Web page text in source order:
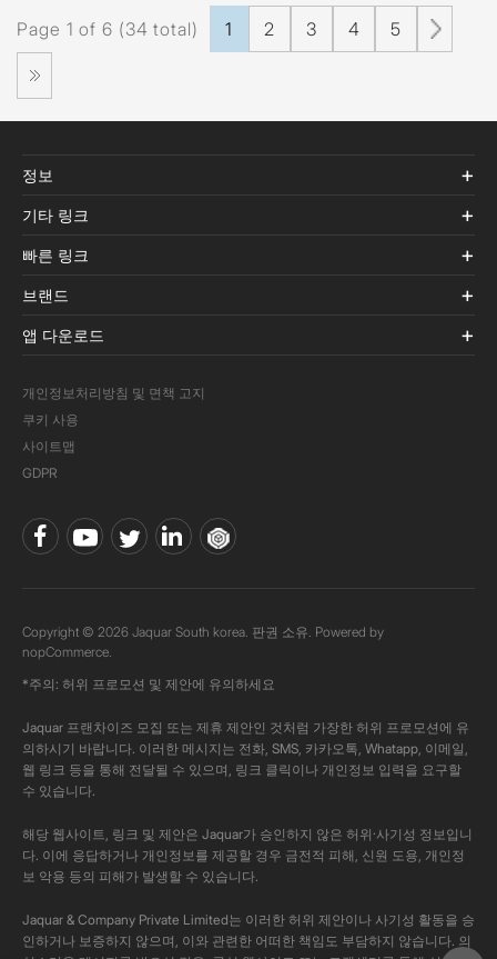
Page 1 of 6 (34 total) 1 2 3 4 5
정보
기타 링크
빠른 링크
브랜드
앱 다운로드
개인정보처리방침 및 면책 고지
쿠키 사용
사이트맵
GDPR
Copyright © 2026 Jaquar South korea. 판권 소유. Powered by
nopCommerce.
*주의: 허위 프로모션 및 제안에 유의하세요
Jaquar 프랜차이즈 모집 또는 제휴 제안인 것처럼 가장한 허위 프로모션에 유
의하시기 바랍니다. 이러한 메시지는 전화, SMS, 카카오톡, Whatapp, 이메일,
웹 링크 등을 통해 전달될 수 있으며, 링크 클릭이나 개인정보 입력을 요구할
수 있습니다.
해당 웹사이트, 링크 및 제안은 Jaquar가 승인하지 않은 허위·사기성 정보입니
다. 이에 응답하거나 개인정보를 제공할 경우 금전적 피해, 신원 도용, 개인정
보 악용 등의 피해가 발생할 수 있습니다.
Jaquar & Company Private Limited는 이러한 허위 제안이나 사기성 활동을 승
인하거나 보증하지 않으며, 이와 관련한 어떠한 책임도 부담하지 않습니다. 의